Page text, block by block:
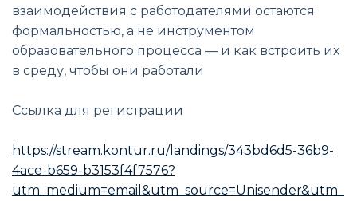
взаимодействия с работодателями остаются
формальностью, а не инструментом
образовательного процесса — и как встроить их
в среду, чтобы они работали
Ссылка для регистрации
https://stream.kontur.ru/landings/343bd6d5-36b9-
4ace-b659-b3153f4f7576?
utm_medium=email&utm_source=Unisender&utm_